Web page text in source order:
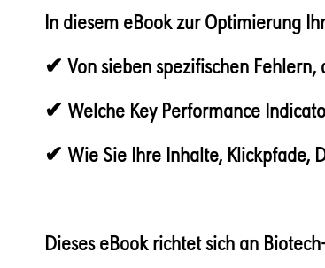
In diesem eBook zur Optimierung
✔ Von sieben spezifischen
✔ Welche Key Performance
✔ Wie Sie Ihre Inhalte, Klickpfade,
Dieses eBook richtet sich an